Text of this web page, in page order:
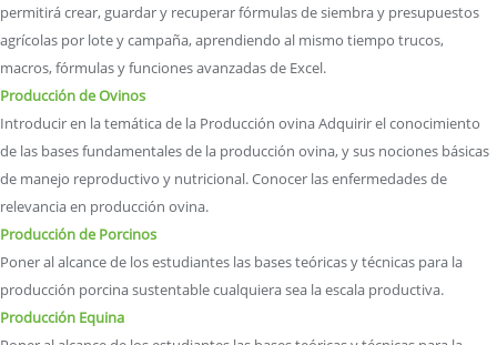
permitirá crear, guardar y recuperar fórmulas de siembra y presupuestos
agrícolas por lote y campaña, aprendiendo al mismo tiempo trucos,
macros, fórmulas y funciones avanzadas de Excel.
Producción de Ovinos
Introducir en la temática de la Producción ovina Adquirir el conocimiento
de las bases fundamentales de la producción ovina, y sus nociones básicas
de manejo reproductivo y nutricional. Conocer las enfermedades de
relevancia en producción ovina.
Producción de Porcinos
Poner al alcance de los estudiantes las bases teóricas y técnicas para la
producción porcina sustentable cualquiera sea la escala productiva.
Producción Equina